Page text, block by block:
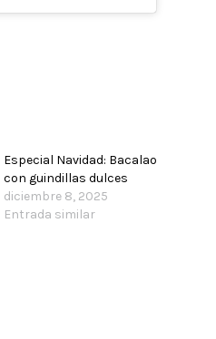
Especial Navidad: Bacalao
con guindillas dulces
diciembre 8, 2025
Entrada similar